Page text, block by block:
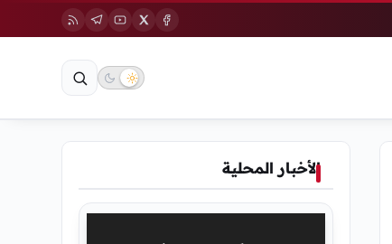
الأخبار المحلية